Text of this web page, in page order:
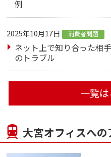
例
2025年10月17日 消費者問題
ネット上で知り合った相
のトラブル
一覧
大宮オフィスへの